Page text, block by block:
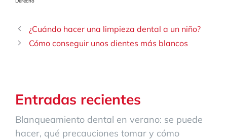
¿Cuándo hacer una limpieza dental a un niño?
Cómo conseguir unos dientes más blancos
Entradas recientes
Blanqueamiento dental en verano: se puede
hacer, qué precauciones tomar y cómo